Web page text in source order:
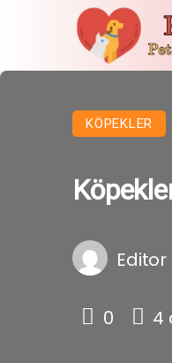
KÖPEKLER
Editor
0 4